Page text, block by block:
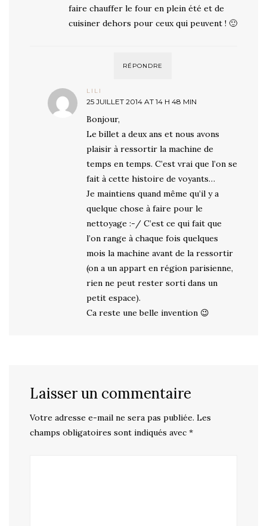
faire chauffer le four en plein été et de
cuisiner dehors pour ceux qui peuvent ! 🙂
RÉPONDRE
LILI
25 JUILLET 2014 AT 14 H 48 MIN
Bonjour,
Le billet a deux ans et nous avons
plaisir à ressortir la machine de
temps en temps. C’est vrai que l’on se
fait à cette histoire de voyants…
Je maintiens quand même qu’il y a
quelque chose à faire pour le
nettoyage :-/ C’est ce qui fait que
l’on range à chaque fois quelques
mois la machine avant de la ressortir
(on a un appart en région parisienne,
rien ne peut rester sorti dans un
petit espace).
Ca reste une belle invention 😉
Laisser un commentaire
Votre adresse e-mail ne sera pas publiée. Les
champs obligatoires sont indiqués avec *